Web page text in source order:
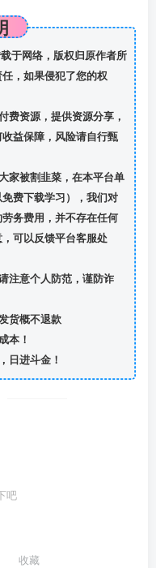
于网络，版权归原作者所
，如果侵犯了您的权
费资源，提供资源分享，
益保障，风险请自行甄
家被割韭菜，在本平台单
费下载学习），我们对
务费用，并不存在任何
可以反馈平台客服处
注意个人防范，谨防诈
货概不退款
本！
日进斗金！
吧
收藏